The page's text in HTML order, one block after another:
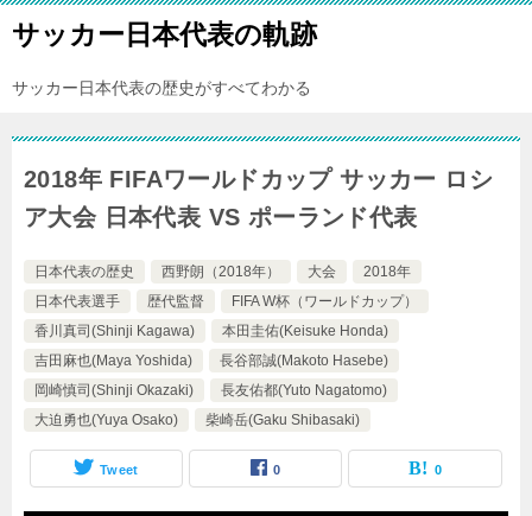
サッカー日本代表の軌跡
サッカー日本代表の歴史がすべてわかる
2018年 FIFAワールドカップ サッカー ロシ
ア大会 日本代表 VS ポーランド代表
日本代表の歴史 西野朗（2018年） 大会
2018年
日本代表選手
歴代監督
FIFA W杯（ワールドカップ）
香川真司(Shinji Kagawa)
本田圭佑(Keisuke Honda)
吉田麻也(Maya Yoshida)
長谷部誠(Makoto Hasebe)
岡崎慎司(Shinji Okazaki)
長友佑都(Yuto Nagatomo)
大迫勇也(Yuya Osako)
柴崎岳(Gaku Shibasaki)
Tweet 0 0